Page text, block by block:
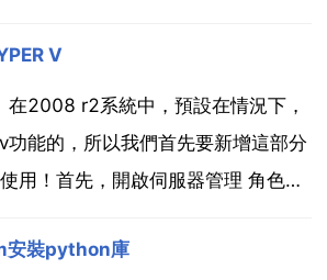
成。首先要注意，hyper v是基於
的電...
V
在2008 r2系統中，預設在情況下，
能的，所以我們首先要新增這部分
用！首先，開啟伺服器管理 角色，
實算是說明書吧，描述了hyper v
安裝python庫